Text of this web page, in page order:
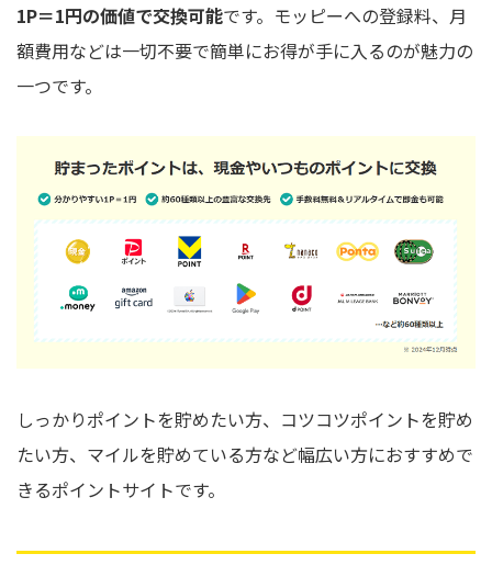
1P＝1円の価値で交換可能です。モッピーへの登録料、月
額費用などは一切不要で簡単にお得が手に入るのが魅力の
一つです。
しっかりポイントを貯めたい方、コツコツポイントを貯め
たい方、マイルを貯めている方など幅広い方におすすめで
きるポイントサイトです。